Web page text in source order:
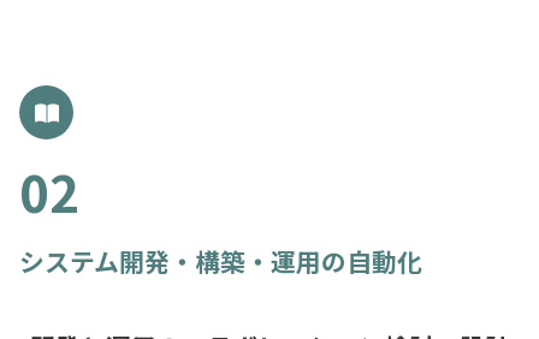
システム開発・構築・運用の自動化